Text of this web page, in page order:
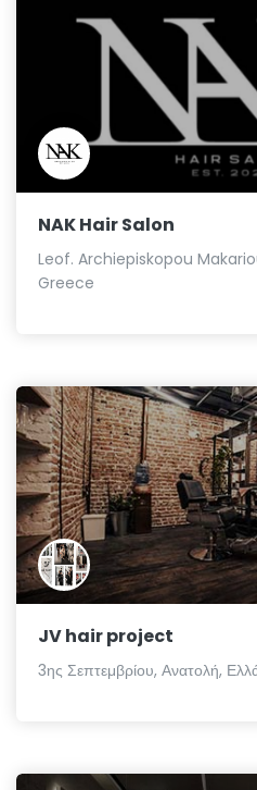
NAK Hair Salon
Leof. Archiepiskopou
Greece
JV hair project
3ης Σεπτεμβρίου, Ανατολή,